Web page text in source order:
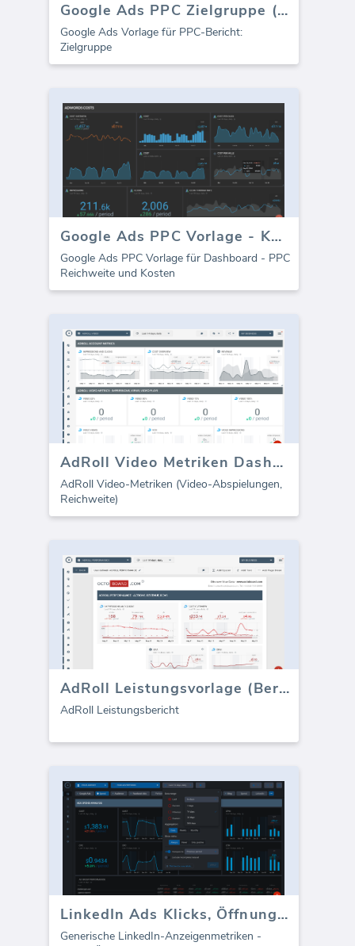
Google Ads PPC Zielgruppe (Bericht)
Google Ads Vorlage für PPC-Bericht:
Zielgruppe
Google Ads PPC Vorlage - Kosten
Google Ads PPC Vorlage für Dashboard - PPC
Reichweite und Kosten
AdRoll Video Metriken Dashboard
AdRoll Video-Metriken (Video-Abspielungen,
Reichweite)
AdRoll Leistungsvorlage (Bericht)
AdRoll Leistungsbericht
LinkedIn Ads Klicks, Öffnungen, Impressionen
Generische LinkedIn-Anzeigenmetriken -